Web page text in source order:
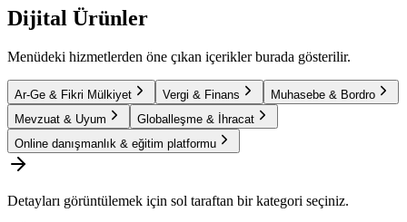
Dijital Ürünler
Menüdeki hizmetlerden öne çıkan içerikler burada gösterilir.
Ar-Ge & Fikri Mülkiyet Vergi & Finans
Muhasebe & Bordro
Mevzuat & Uyum
Globalleşme & İhracat
Online danışmanlık & eğitim platformu
Detayları görüntülemek için sol taraftan bir kategori seçiniz.